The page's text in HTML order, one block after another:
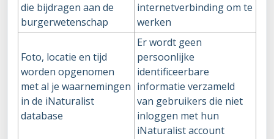
die bijdragen aan de
burgerwetenschap
internetverbinding om te
werken
Foto, locatie en tijd
worden opgenomen
met al je waarnemingen
in de iNaturalist
database
Er wordt geen
persoonlijke
identificeerbare
informatie verzameld
van gebruikers die niet
inloggen met hun
iNaturalist account